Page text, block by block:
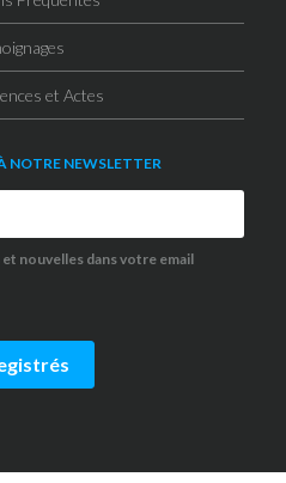
et Actes
NOTRE NEWSLETTER
nouvelles dans votre email